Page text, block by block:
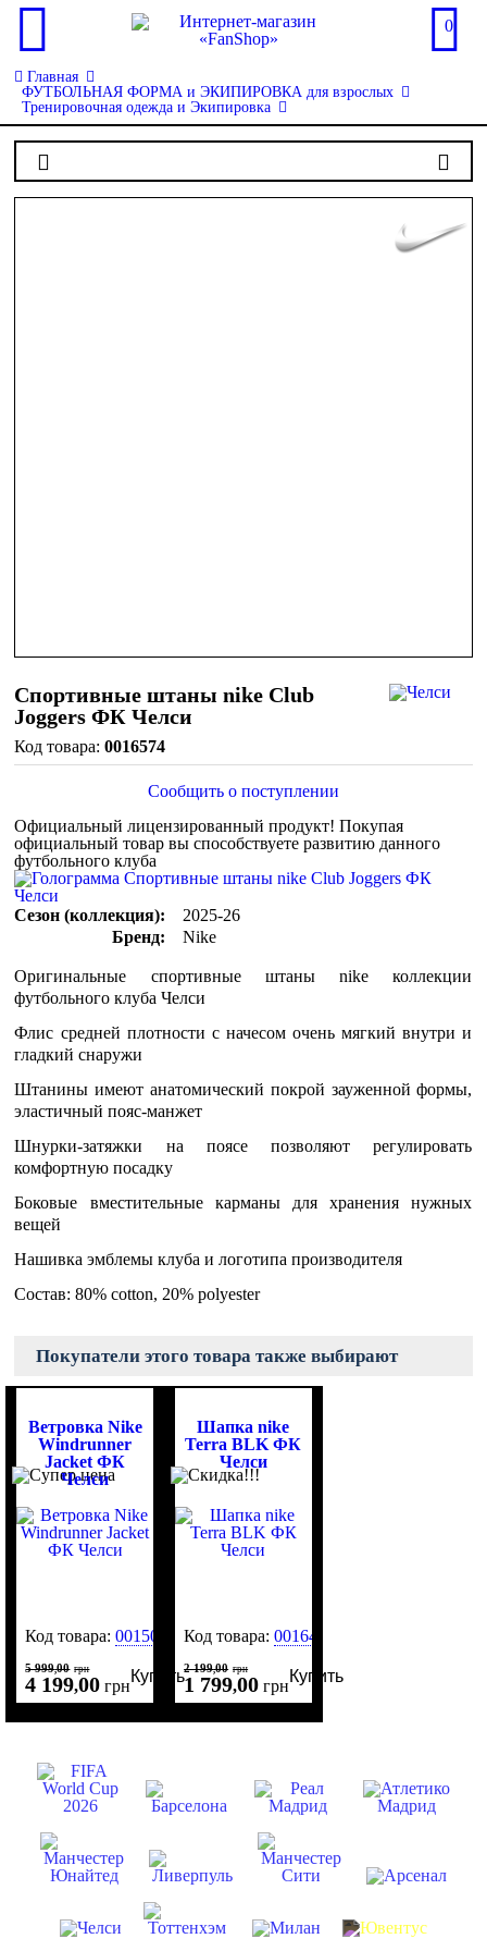
0
Главная
ФУТБОЛЬНАЯ ФОРМА и ЭКИПИРОВКА для взрослых
Тренировочная одежда и Экипировка
Спортивные штаны nike Club
Joggers ФК Челси
0016574
Сообщить о поступлении
Официальный лицензированный продукт!Покупая
официальный товар вы способствуете развитию данного
футбольного клуба
Сезон (коллекция):
2025-26
Бренд:
Nike
Оригинальные спортивные штаны nike коллекции
футбольного клуба Челси
Флис средней плотности с начесом очень мягкий внутри и
гладкий снаружи
Штанины имеют анатомический покрой зауженной формы,
эластичный пояс-манжет
Шнурки-затяжки на поясе позволяют регулировать
комфортную посадку
Боковые вместительные карманы для хранения нужных
вещей
Нашивка эмблемы клуба и логотипа производителя
Состав: 80% cotton, 20% polyester
Покупатели этого товара также выбирают
Ветровка Nike
Windrunner
Jacket ФК
Челси
Код товара:0015035
5 999,00 грн
4 199,00 грн
Купить
Шапка nike
Terra BLK ФК
Челси
Код товара:0016466
2 199,00 грн
1 799,00 грн
Купить